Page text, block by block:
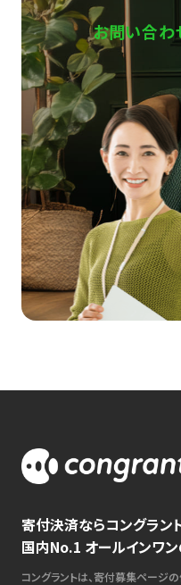
お問い合わ
寄付決済ならコングラン
国内No.1 オールインワ
コングラントは、寄付募集ページ